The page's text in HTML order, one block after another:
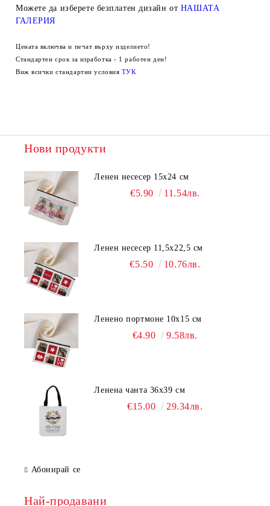
Можете да изберете безплатен дизайн от НАШАТА
ГАЛЕРИЯ
Цената включва и печат върху изделието!
Стандартен срок за изработка - 1 работен ден!
Виж всички стандартни условия ТУК
Нови продукти
Ленен несесер 15х24 см
€5.90 11.54лв.
Ленен несесер 11,5х22,5 см
€5.50 10.76лв.
Ленено портмоне 10х15 см
€4.90 9.58лв.
Ленена чанта 36х39 см
€15.00 29.34лв.
Абонирай се
Най-продавани